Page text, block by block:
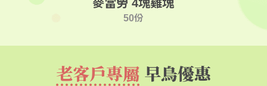
麥當勞 4塊雞塊
50份
老客戶專屬 早鳥優惠